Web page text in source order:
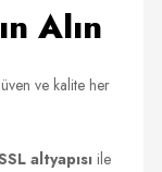
Alın
ve kalite her
altyapısı ile